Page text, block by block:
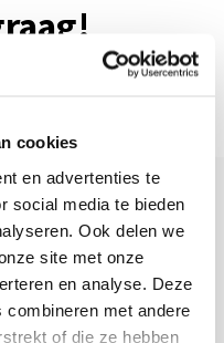
cookies
en advertenties te
social media te bieden
Ook delen we
site met onze
en analyse. Deze
combineren met andere
of die ze hebben
een afspraak
ZA ZO
9